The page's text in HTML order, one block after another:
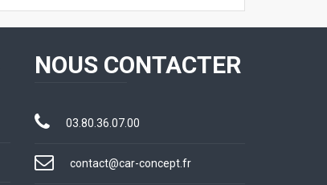
NOUS CONTACTER
03.80.36.07.00
contact@car-concept.fr